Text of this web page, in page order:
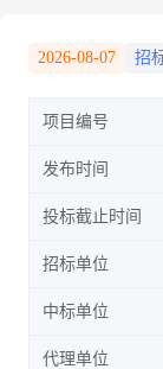
量1
2026-08-07 招
项目编号
发布时间
投标截止时间
招标单位
中标单位
代理单位